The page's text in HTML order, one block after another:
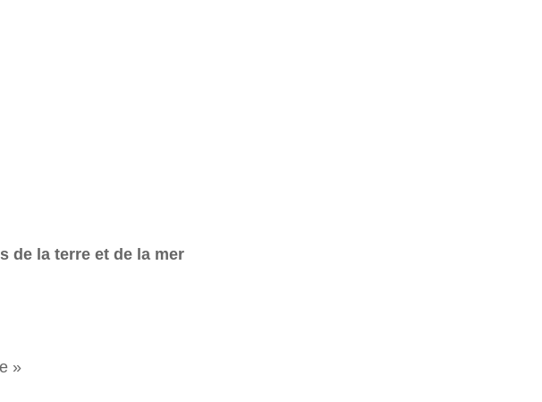
de la terre et de la mer
»